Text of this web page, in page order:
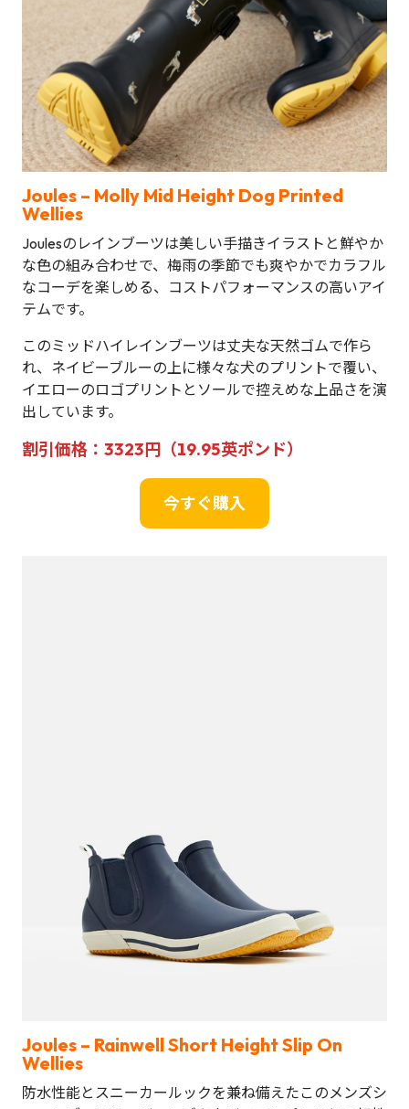
Joules – Molly Mid Height Dog Printed
Wellies
Joulesのレインブーツは美しい手描きイラストと鮮やか
な色の組み合わせで、梅雨の季節でも爽やかでカラフル
なコーデを楽しめる、コストパフォーマンスの高いアイ
テムです。
このミッドハイレインブーツは丈夫な天然ゴムで作ら
れ、ネイビーブルーの上に様々な犬のプリントで覆い、
イエローのロゴプリントとソールで控えめな上品さを演
出しています。
割引価格：3323円（19.95英ポンド）
今すぐ購入
Joules – Rainwell Short Height Slip On
Wellies
防水性能とスニーカールックを兼ね備えたこのメンズシ